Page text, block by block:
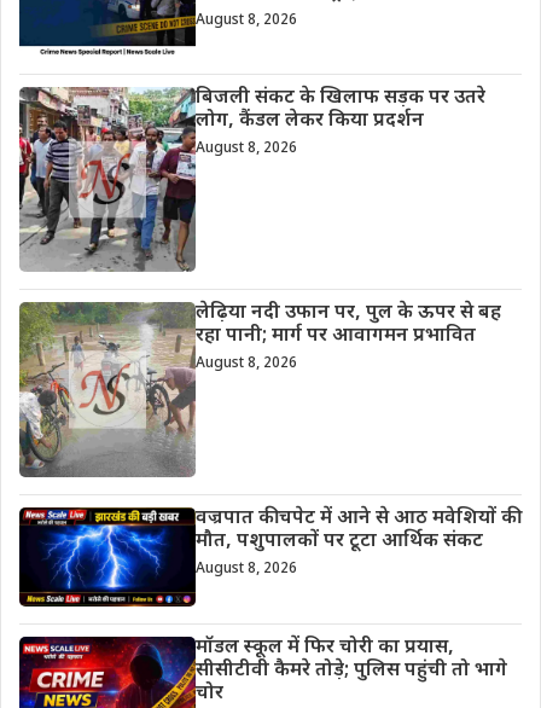
August 8, 2026
बिजली संकट के खिलाफ सड़क पर उतरे
लोग, कैंडल लेकर किया प्रदर्शन
August 8, 2026
लेढ़िया नदी उफान पर, पुल के ऊपर से बह
रहा पानी; मार्ग पर आवागमन प्रभावित
August 8, 2026
वज्रपात की चपेट में आने से आठ मवेशियों की
मौत, पशुपालकों पर टूटा आर्थिक संकट
August 8, 2026
मॉडल स्कूल में फिर चोरी का प्रयास,
सीसीटीवी कैमरे तोड़े; पुलिस पहुंची तो भागे
चोर